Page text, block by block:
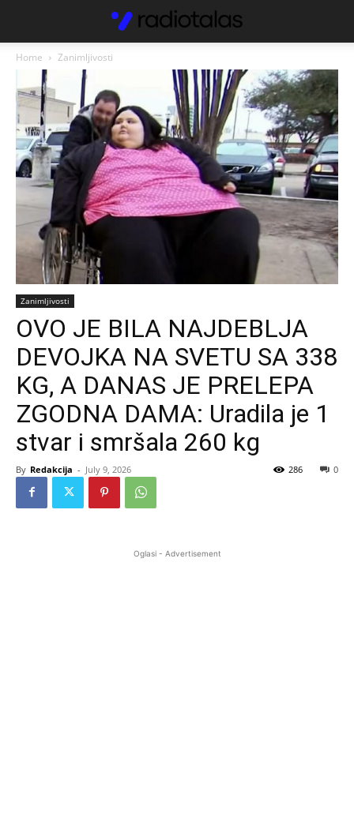
Home Zanimljivosti
Zanimljivosti
OVO JE BILA NAJDEBLJA
DEVOJKA NA SVETU SA 338
KG, A DANAS JE PRELEPA
ZGODNA DAMA: Uradila je 1
stvar i smršala 260 kg
By Redakcija - July 9, 2026 0
286
Oglasi - Advertisement